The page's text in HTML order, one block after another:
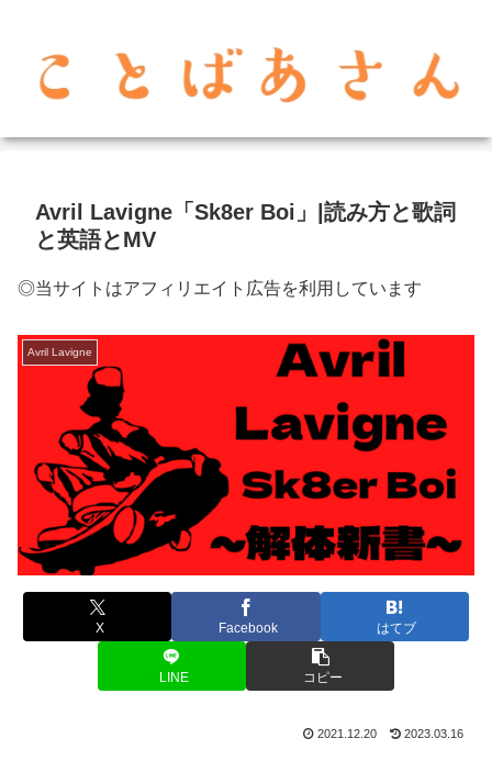
Avril Lavigne「Sk8er Boi」|読み方と歌詞
と英語とMV
◎当サイトはアフィリエイト広告を利用しています
Avril Lavigne
X Facebook はてブ
LINE コピー
2021.12.20 2023.03.16